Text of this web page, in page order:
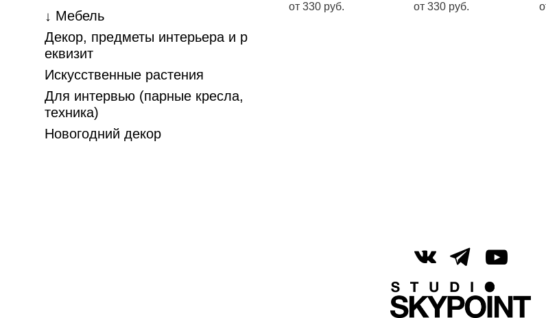
↓ Мебель
Декор, предметы интерьера и р
еквизит
Искусственные растения
Для интервью (парные кресла,
техника)
Новогодний декор
от 330 pуб.
от 330 pуб.